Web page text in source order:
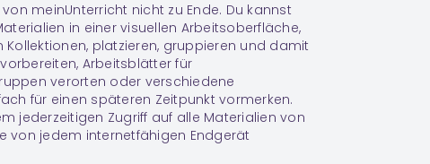
meinUnterricht nicht zu Ende. Du kannst
in einer visuellen Arbeitsoberfläche,
Kollektionen, platzieren, gruppieren und damit
Arbeitsblätter für
verorten oder verschiedene
für einen späteren Zeitpunkt vormerken.
jederzeitigen Zugriff auf alle Materialien von
von jedem internetfähigen Endgerät